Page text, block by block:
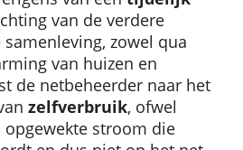
van de verdere
zowel qua
van huizen en
de netbeheerder naar het
zelfverbruik, ofwel
stroom die